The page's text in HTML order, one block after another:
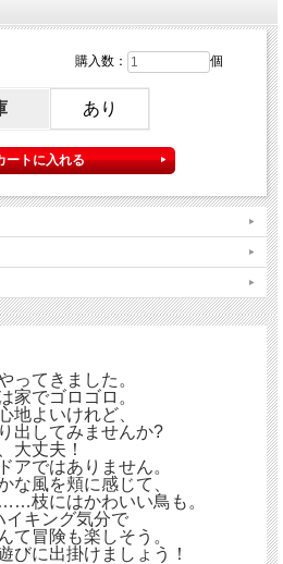
購入数： 個
あり
ってきました。
家でゴロゴロ。
地よいけれど、
出してみませんか?
大丈夫！
アではありません。
な風を頬に感じて、
枝にはかわいい鳥も。
イキング気分で
て冒険も楽しそう。
びに出掛けましょう！